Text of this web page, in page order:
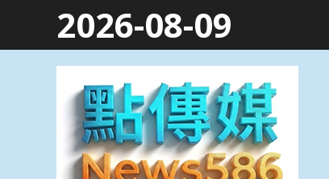
2026-08-09